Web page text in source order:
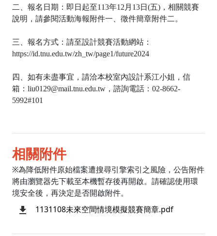
二、報名日期：即日起至113年12月13日(五)，相關競賽
說明，請參閱活動海報附件一、徵件簡章附件二。
三、報名方式：請至設計競賽活動網站：
https://id.tnu.edu.tw/zh_tw/page1/future2024
四、如有未盡事宜，請洽本校室內設計系江小姐，信
箱：liu0129@mail.tnu.edu.tw，諮詢電話：02-8662-
5992#101
相關附件
※為降低附件原始檔案遭搜尋引擎索引之風險，公告附件
將由瀏覽器先下載至本機暫存後再開啟。請確認使用環
境安全後，再決定是否開啟附件。
1131108未來空間情境模擬競賽簡章.pdf